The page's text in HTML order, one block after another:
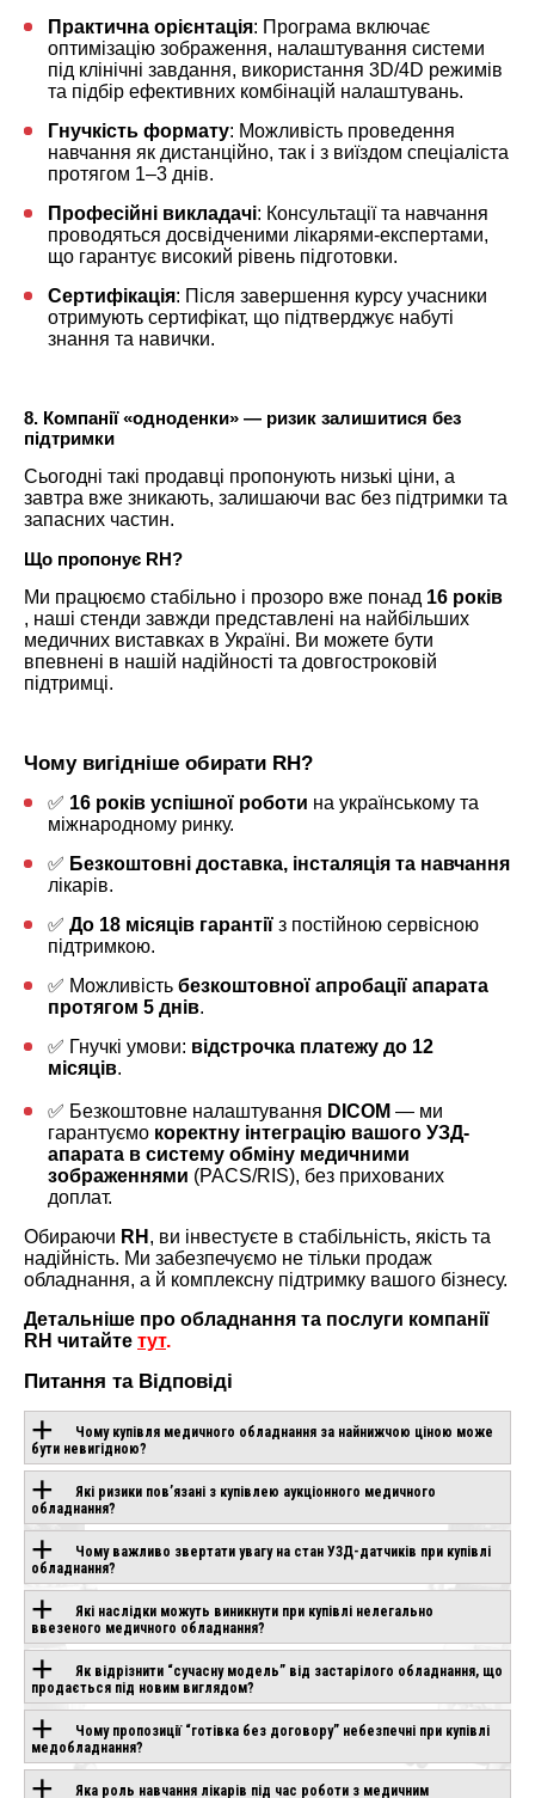
Практична орієнтація: Програма включає
оптимізацію зображення, налаштування системи
під клінічні завдання, використання 3D/4D режимів
та підбір ефективних комбінацій налаштувань.
Гнучкість формату: Можливість проведення
навчання як дистанційно, так і з виїздом спеціаліста
протягом 1–3 днів.
Професійні викладачі: Консультації та навчання
проводяться досвідченими лікарями-експертами,
що гарантує високий рівень підготовки.
Сертифікація: Після завершення курсу учасники
отримують сертифікат, що підтверджує набуті
знання та навички.
8. Компанії «одноденки» — ризик залишитися без
підтримки
Сьогодні такі продавці пропонують низькі ціни, а
завтра вже зникають, залишаючи вас без підтримки та
запасних частин.
Що пропонує RH?
Ми працюємо стабільно і прозоро вже понад 16 років
, наші стенди завжди представлені на найбільших
медичних виставках в Україні. Ви можете бути
впевнені в нашій надійності та довгостроковій
підтримці.
Чому вигідніше обирати RH?
✅ 16 років успішної роботи на українському та
міжнародному ринку.
✅ Безкоштовні доставка, інсталяція та навчання
лікарів.
✅ До 18 місяців гарантії з постійною сервісною
підтримкою.
✅ Можливість безкоштовної апробації апарата
протягом 5 днів.
✅ Гнучкі умови: відстрочка платежу до 12
місяців.
✅ Безкоштовне налаштування DICOM — ми
гарантуємо коректну інтеграцію вашого УЗД-
апарата в систему обміну медичними
зображеннями (PACS/RIS), без прихованих
доплат.
Обираючи RH , ви інвестуєте в стабільність, якість та
надійність. Ми забезпечуємо не тільки продаж
обладнання, а й комплексну підтримку вашого бізнесу.
Детальніше про обладнання та послуги компанії
RH читайте тут.
Питання та Відповіді
Чому купівля медичного обладнання за найнижчою ціною може
бути невигідною?
Які ризики пов’язані з купівлею аукціонного медичного
обладнання?
Чому важливо звертати увагу на стан УЗД-датчиків при купівлі
обладнання?
Які наслідки можуть виникнути при купівлі нелегально
ввезеного медичного обладнання?
Як відрізнити “сучасну модель” від застарілого обладнання, що
продається під новим виглядом?
Чому пропозиції “готівка без договору” небезпечні при купівлі
медобладнання?
Яка роль навчання лікарів під час роботи з медичним
ОБЛАДНАННЯ З
ЦІЄЮ
ТЕХНОЛОГІЄЮ
AIR CANON APLIO GO
Під замовлення
SONOSTAR
8S
В наявності